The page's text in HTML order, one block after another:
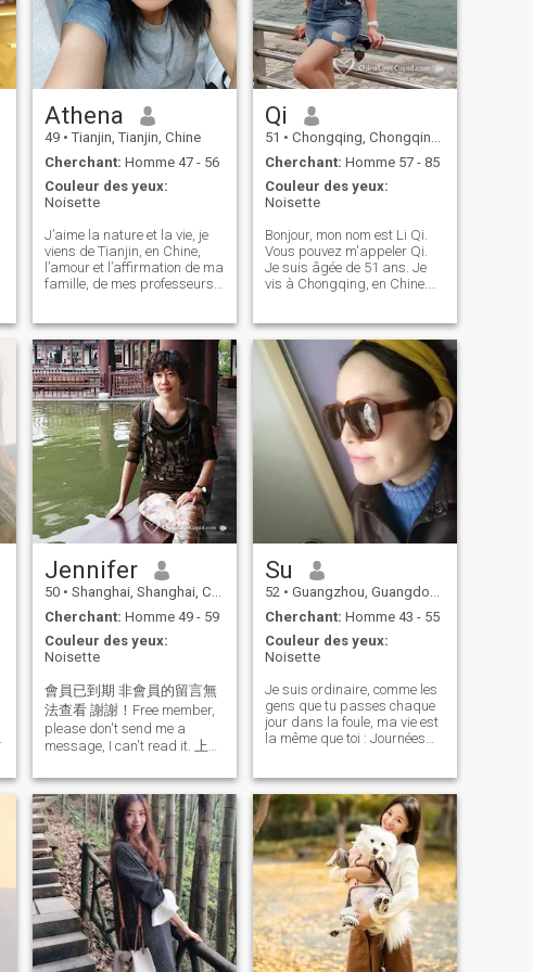
Athena
49 • Tianjin, Tianjin, Chine
Cherchant: Homme 47 - 56
Couleur des yeux:
Noisette
J’aime la nature et la vie, je
viens de Tianjin, en Chine,
l’amour et l’affirmation de ma
famille, de mes professeurs
poursuivre mon rêve.J'aime
me rapprocher de la nature
et essayer diverses activités
qui m'intéressent, telles que
le sport, l'observation des
oiseaux, la photographie,
Chanter, etc J'aime voir le
monde avec une paire d'yeux
découvrants, la lecture a
enrichi mon esprit, la
communication a élargi mon
horizon, les voyages ont
satisfait ma curiosité et mon
désir d'explorer, et faire du
bien-être public l'a fait
réalisé ma valeur personnelle
et sociale
Qi
51 • Chongqing, Chongqing, Chine
Cherchant: Homme 57 - 85
Couleur des yeux:
Noisette
Bonjour, mon nom est Li Qi.
Vous pouvez m'appeler Qi.
Je suis âgée de 51 ans. Je
vis à Chongqing, en Chine.
ma mère. J'aime le sport, le
fitness, voyager, la nourriture
délicieuse, lire et faire
pousser des fleurs. Je peux
cuisiner de délicieux repas.
Je suis belle, gentille et
optimiste. J'ai eu une fois un
mariage merveilleux, mais la
vie est imprévisible. J'ai 51
ans, je vis à Chongqing, en
Chine, je suis gérant d'une
boutique et j'habite avec ma
mère. J'aime le sport, la
forme physique, les voyages,
la cuisine, lire des livres,
cultiver des fleurs, cuisiner
de bons plats,
Jennifer
50 • Shanghai, Shanghai, Chine
Cherchant: Homme 49 - 59
Couleur des yeux:
Noisette
會員已到期 非會員的留言無
法查看 謝謝！Free member,
please don't send me a
message, I can't read it. 上海
活 性格 直率 愛憎分明 嫉惡
如仇 三觀正的匪夷所思 所以
不懷好意的人請馬上轉身 興
趣愛好廣泛 如美食 品茗 旅行
喜劇 特別喜歡運動（網球 羽
毛球 乒乓球 桌球 酷愛游泳和
健身) 希望我們有共同的愛好
外貌和心態都比較年輕 既有
Su
52 • Guangzhou, Guangdong, Chine
Cherchant: Homme 43 - 55
Couleur des yeux:
Noisette
Je suis ordinaire, comme les
gens que tu passes chaque
jour dans la foule, ma vie est
la même que toi : Journées
nuageuses avec nuages
épais roulants, saison des
pluies joyeuse avec bruine, et
Des jours plus communs
avec d'innombrables
répétitions, mais j'aime
chaque beauté subtile,
sentiment subtil et joie subtile
Cette vie ordinaire. Je
cherche une relation sérieuse.
Si vous jouez juste à des jeux
ou juste pour vous amuser,